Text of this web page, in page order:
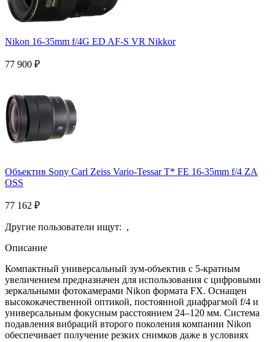
Nikon 16-35mm f/4G ED AF-S VR Nikkor
77 900 ₽
Объектив Sony Carl Zeiss Vario-Tessar T* FE 16-35mm f/4 ZA
OSS
77 162 ₽
Другие пользователи ищут: ,
Описание
Компактный универсальный зум-объектив с 5-кратным
увеличением предназначен для использования с цифровыми
зеркальными фотокамерами Nikon формата FX. Оснащен
высококачественной оптикой, постоянной диафрагмой f/4 и
универсальным фокусным расстоянием 24–120 мм. Система
подавления вибраций второго поколения компании Nikon
обеспечивает получение резких снимков даже в условиях